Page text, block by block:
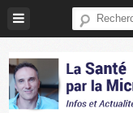
Skip